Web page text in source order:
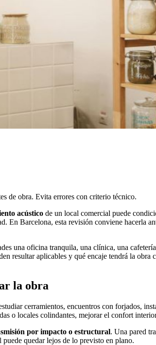
de obra. Evita errores con criterio técnico.
acústico de un local comercial puede
Barcelona, esta revisión conviene hacerla
una oficina tranquila, una clínica, una
resultar aplicables y qué encaje tendrá la
la obra
cerramientos, encuentros con forjados,
o locales colindantes, mejorar el confort
por impacto o estructural. Una pared
puede quedar lejos de lo previsto en plano.